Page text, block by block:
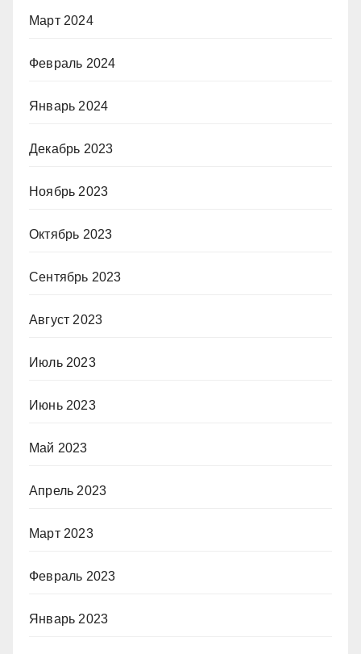
Март 2024
Февраль 2024
Январь 2024
Декабрь 2023
Ноябрь 2023
Октябрь 2023
Сентябрь 2023
Август 2023
Июль 2023
Июнь 2023
Май 2023
Апрель 2023
Март 2023
Февраль 2023
Январь 2023